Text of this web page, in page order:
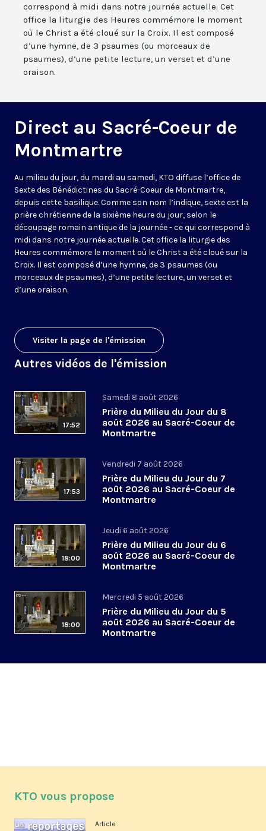
correspond à midi dans notre journée actuelle. Cet
office la liturgie des Heures commémore le moment
où le Christ a été cloué sur la Croix. Il est composé
d’une hymne, de 3 psaumes (ou morceaux de
psaumes), d’une petite lecture, un verset et d’une
oraison.
Direct au Sacré-Coeur de
Montmartre
Au milieu du jour, du mardi au samedi, KTO diffuse l’office de
Sexte des Bénédictines du Sacré-Coeur de Montmartre,
depuis cette basilique. Comme son nom l’indique, sexte est la
prière chrétienne de la sixième heure du jour, selon le
découpage romain antique de la journée - ce qui correspond à
midi dans notre journée actuelle. Cet office la liturgie des
Heures commémore le moment où le Christ a été cloué sur la
Croix. Il est composé d’une hymne, de 3 psaumes (ou
morceaux de psaumes), d’une petite lecture, un verset et
d’une oraison.
Visiter la page de l'émission
Autres vidéos de l'émission
17:52
Samedi 8 août 2026
Prière du Milieu du Jour du 8
août 2026 au Sacré-Coeur de
Montmartre
17:53
Vendredi 7 août 2026
Prière du Milieu du Jour du 7
août 2026 au Sacré-Coeur de
Montmartre
18:00
Jeudi 6 août 2026
Prière du Milieu du Jour du 6
août 2026 au Sacré-Coeur de
Montmartre
18:00
Mercredi 5 août 2026
Prière du Milieu du Jour du 5
août 2026 au Sacré-Coeur de
Montmartre
KTO vous propose
Article